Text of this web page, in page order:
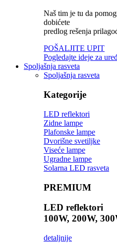
Naš tim je tu da
dobićete
predlog rešenja
POŠALJITE UPIT
Pogledajte ideje za
Spoljašnja rasveta
Spoljašnja rasveta
Kategorije
LED reflektori
Zidne lampe
Plafonske lampe
Dvorišne svetiljke
Viseće lampe
Ugradne lampe
Solarna LED rasveta
PREMIUM
LED reflektori
100W, 200W,
detaljnije